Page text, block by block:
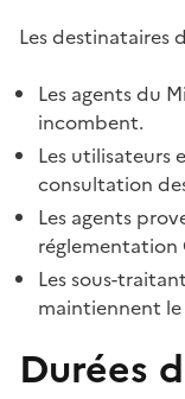
Les destinataires
Les agents du
incombent.
Les utilisateurs
consultation
Les agents
réglementation
Les sous-
maintiennent
Durées